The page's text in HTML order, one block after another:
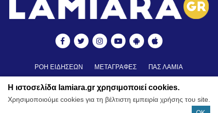
ΡΟΗ ΕΙΔΗΣΕΩΝ ΜΕΤΑΓΡΑΦΕΣ
ΠΑΣ ΛΑΜΙΑ
ΒΑΘΜΟΛΟΓΙΑ ΑΚΑΔΗΜΙΩΝ
ΚΥΠΕΛΛΟ
ΝΕΑ ΑΠΟ ΕΛΛΑΔΑ
FUTSAL ΠΟΔΟΣΦΑΙΡΟ ΓΥΝΑΙΚΩΝ
Η ιστοσελίδα lamiara.gr χρησιμοποιεί cookies.
Χρησιμοποιούμε cookies για τη βέλτιστη εμπειρία χρήσης του site.